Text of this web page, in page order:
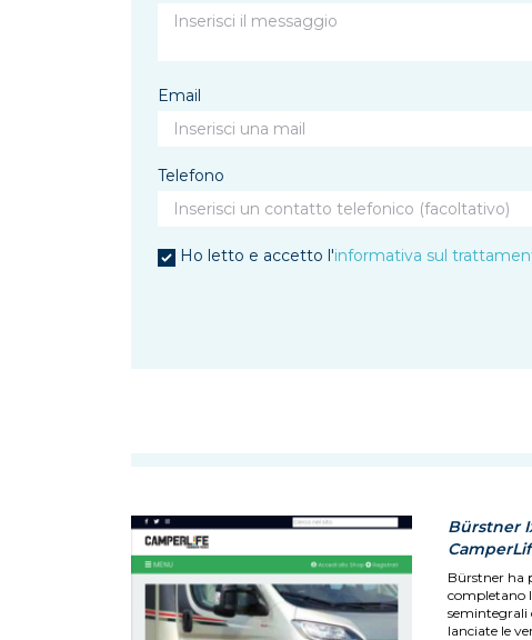
Email
Telefono
Ho letto e accetto l'informativa sul
Bürstner
Bürstner ha
completano
semintegrali
lanciate le